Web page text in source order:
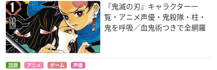
『鬼滅の刃』キャラクター一
覧・アニメ声優・鬼殺隊・柱・
鬼を呼吸／血鬼術つきで全網羅
話題 アニメ ゲーム 声優